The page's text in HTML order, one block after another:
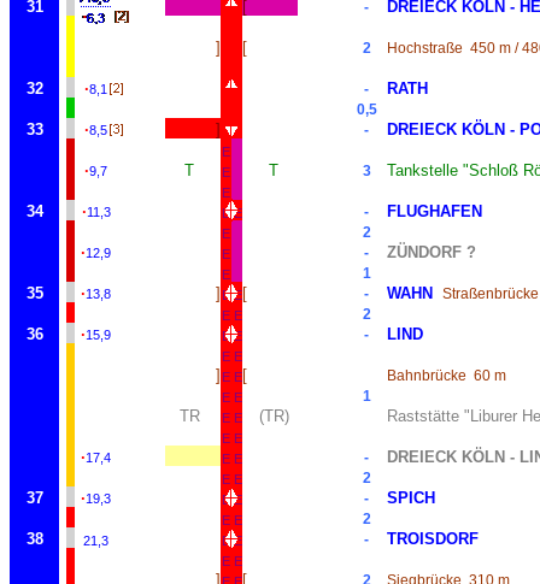
31 [ - DREIECK KÖLN -
] [ 2 Hochstraße 450 m /
32 ·8,1 - RATH
0,5
33 ·8,5 ] - DREIECK KÖLN -
E
·9,7 T E T 3 Tankstelle "Schloß
E
34 ·11,3 E E - FLUGHAFEN
E 2
·12,9 E - ZÜNDORF ?
E 1
35 ·13,8 ] E E[ - WAHN Straßenbrücke
E E 2
36 ·15,9 E E - LIND
E E
] E E[ Bahnbrücke 60 m
E E 1
TR E E (TR) Raststätte "Liburer
E E
·17,4 E E - DREIECK KÖLN -
E E 2
37 ·19,3 E E - SPICH
E E 2
38 21,3 E E - TROISDORF
E E
] [ 2 Siegbrücke 310 m